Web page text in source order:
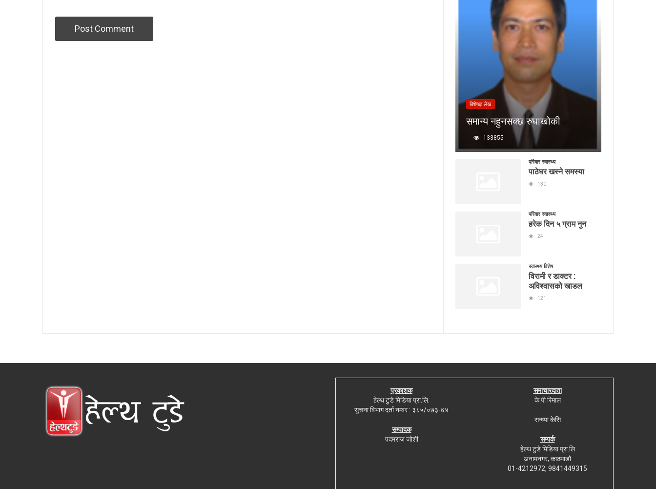
बिशेषज्ञ लेख
समान्य नहुनसक्छ रुघाखोकी
133855
परिवार स्वास्थ्य
पाठेघर खस्ने समस्या
130
परिवार स्वास्थ्य
हरेक दिन ५ ग्राम नुन
24
स्वास्थ्य विशेष
विरामी र डाक्टर :
अविश्वासको खाडल
121
प्रकाशक
हेल्थ टुडे मिडिया प्रा.लि.
सुचना बिभाग दर्ता नम्बर : ३८५/०७३-७४
सम्पादक
पदमराज जोशी
समाचारदाता
के.पी रिमाल
सन्ध्या केसि
सम्पर्क
हेल्थ टुडे मिडिया प्रा.लि
अनामनगर, काठमाडौ
01-4212972, 9841449315